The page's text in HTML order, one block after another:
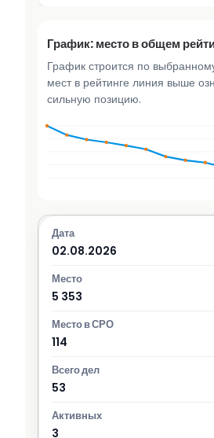
График: место в общем
График строится по
мест в рейтинге линия выше
сильную позицию.
02.08.2026
5 353
114
53
3